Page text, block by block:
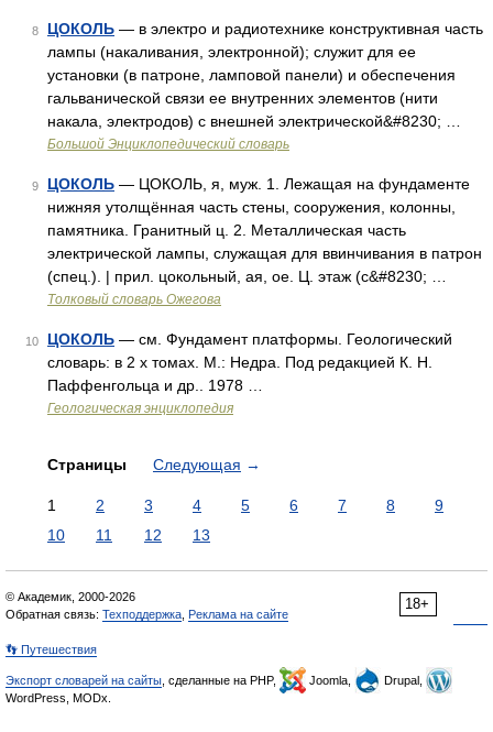
8 ЦОКОЛЬ — в электро и радиотехнике конструктивная часть
лампы (накаливания, электронной); служит для ее
установки (в патроне, ламповой панели) и обеспечения
гальванической связи ее внутренних элементов (нити
накала, электродов) с внешней электрической&#8230; …
Большой Энциклопедический словарь
9 ЦОКОЛЬ — ЦОКОЛЬ, я, муж. 1. Лежащая на фундаменте
нижняя утолщённая часть стены, сооружения, колонны,
памятника. Гранитный ц. 2. Металлическая часть
электрической лампы, служащая для ввинчивания в патрон
(спец.). | прил. цокольный, ая, ое. Ц. этаж (с&#8230; …
Толковый словарь Ожегова
10 ЦОКОЛЬ — см. Фундамент платформы. Геологический
словарь: в 2 х томах. М.: Недра. Под редакцией К. Н.
Паффенгольца и др.. 1978 …
Геологическая энциклопедия
Страницы Следующая →
1 2 3 4 5 6 7 8
9
10
11 12 13
18+
© Академик, 2000-2026
Обратная связь: Техподдержка Реклама на сайте
👣 Путешествия
Экспорт словарей на сайты , сделанные на PHP, Joomla,
Drupal,
WordPress, MODx.